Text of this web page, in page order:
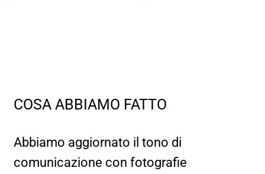
COSA ABBIAMO FATTO
Abbiamo aggiornato il tono di
comunicazione con fotografie